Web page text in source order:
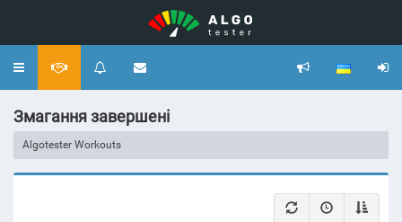
Toggle
Змагання завершені
Algotester Workouts